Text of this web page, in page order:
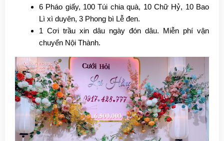
6 Pháo giấy, 100 Túi chia quà, 10 Chữ Hỷ, 10 Bao
Lì xì duyên, 3 Phong bì Lễ đen.
1 Cơi trầu xin dâu ngày đón dâu.
Miễn phí vận
chuyển Nội Thành.